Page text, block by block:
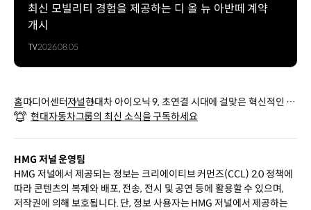
최신 모빌리티 경험을 제공하는 디 올 뉴 아반떼 계약
개시
TV2026.08.05
홈미디어센터저널현대차 아이오닉 9, 초연결 시대에 걸맞은 혁신적인 이
동 경험을 선사하다
현대자동차그룹의 최신 소식을 구독하세요
HMG 저널 운영팀
HMG 저널에서 제공되는 정보는 크리에이티브 커먼즈(CCL) 2.0 정책에
따라 콘텐츠의 복제와 배포, 전송, 전시 및 공연 등에 활용할 수 있으며,
저작권에 의해 보호됩니다. 단, 정보 사용자는 HMG 저널에서 제공하는